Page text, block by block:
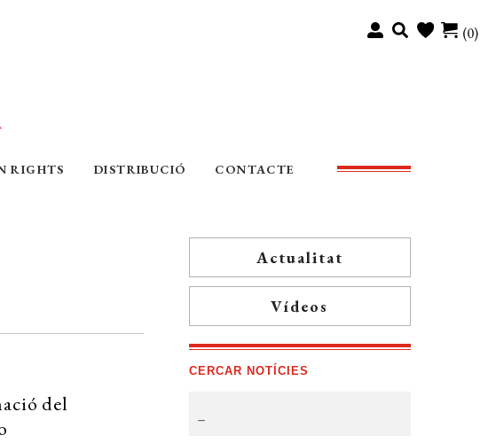
(0)
RIGHTS DISTRIBUCIÓ CONTACTE
del
Actualitat
Vídeos
CERCAR NOTÍCIES